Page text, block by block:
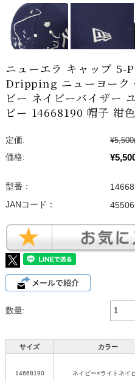
ニューエラ キャップ
Dripping ニューヨーク
ビー ネイビーバイザー
ビー 14668190 帽子 紺
定価: ¥5,500
価格:
型番：
JANコード：
数量:
サイズ カラー
14668190 ネイビー×ライトネイ